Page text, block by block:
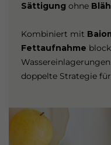
Sättigung ohne
Kombiniert mit
Fettaufnahme
doppelte Strategie